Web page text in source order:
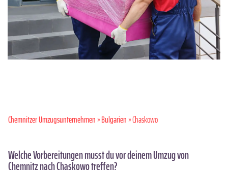
Chemnitzer Umzugsunternehmen»Bulgarien» Chaskowo
Welche Vorbereitungen musst du vor deinem Umzug von
Chemnitz nach Chaskowo treffen?